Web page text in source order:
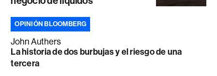
OPINIÓN BLOOMBERG
John Authers
La historia de dos burbujas y el riesgo de una
tercera